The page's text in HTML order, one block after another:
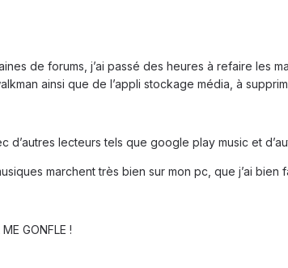
de forums, j’ai passé des heures à refaire
ainsi que de l’appli stockage média, à
d’autres lecteurs tels que google play music et
marchent très bien sur mon pc, que j’ai bien
GONFLE !